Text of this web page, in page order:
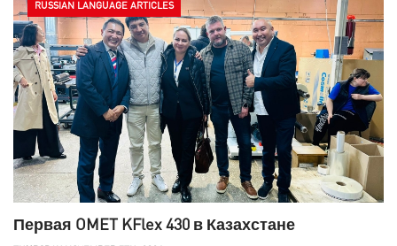
RUSSIAN LANGUAGE ARTICLES
Первая OMET KFlex 430 в Казахстане